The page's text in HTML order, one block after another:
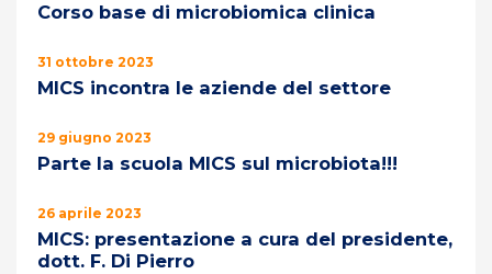
Corso base di microbiomica clinica
31 ottobre 2023
MICS incontra le aziende del settore
29 giugno 2023
Parte la scuola MICS sul microbiota!!!
26 aprile 2023
MICS: presentazione a cura del presidente,
dott. F. Di Pierro